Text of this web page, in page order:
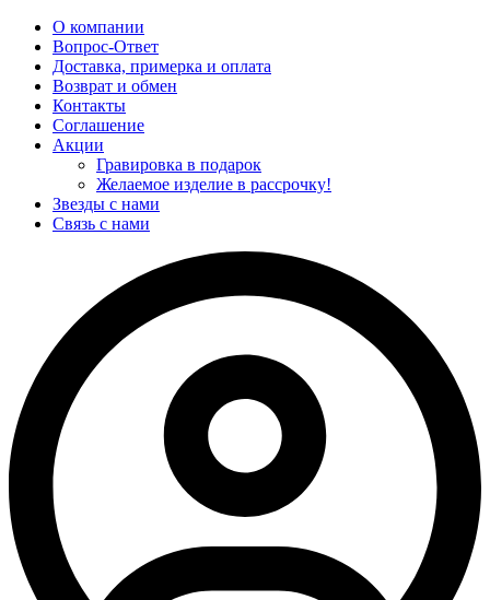
О компании
Вопрос-Ответ
Доставка, примерка и оплата
Возврат и обмен
Контакты
Соглашение
Акции
Гравировка в подарок
Желаемое изделие в рассрочку!
Звезды с нами
Связь с нами